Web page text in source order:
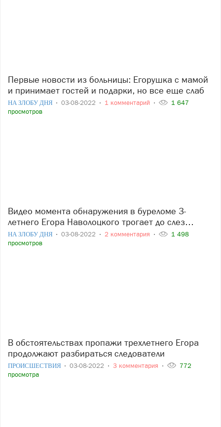
Первые новости из больницы: Егорушка с мамой
и принимает гостей и подарки, но все еще слаб
НА ЗЛОБУ ДНЯ 03-08-2022 1 комментарий
1 647
просмотров
Видео момента обнаружения в буреломе 3-
летнего Егора Наволоцкого трогает до слез…
НА ЗЛОБУ ДНЯ 03-08-2022 2 комментария
1 498
просмотров
В обстоятельствах пропажи трехлетнего Егора
продолжают разбираться следователи
ПРОИСШЕСТВИЯ 03-08-2022 3 комментария
772
просмотра